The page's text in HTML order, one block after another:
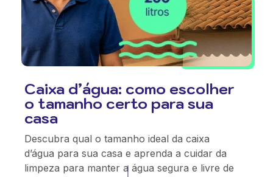
Caixa d’água: como escolher
o tamanho certo para sua
casa
Descubra qual o tamanho ideal da caixa
d’água para sua casa e aprenda a cuidar da
limpeza para manter a água segura e livre de